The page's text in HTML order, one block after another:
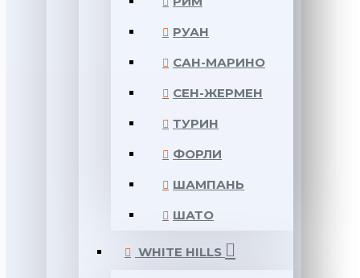
РУАН
САН-МАРИНО
СЕН-ЖЕРМЕН
ТУРИН
ФОРЛИ
ШАМПАНЬ
ШАТО
WHITE HILLS